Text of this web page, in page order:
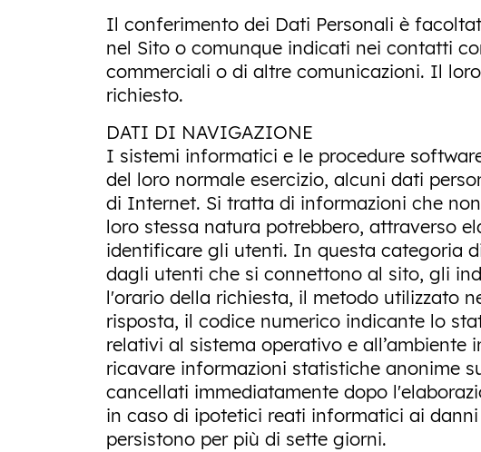
Il conferimento dei Dati Personali è
nel Sito o comunque indicati nei contatti
commerciali o di altre comunicazioni. Il
richiesto.
DATI DI NAVIGAZIONE
I sistemi informatici e le procedure
del loro normale esercizio, alcuni dati
di Internet. Si tratta di informazioni che
loro stessa natura potrebbero, attraverso
identificare gli utenti. In questa categoria
dagli utenti che si connettono al sito, gli
l'orario della richiesta, il metodo utilizzato
risposta, il codice numerico indicante lo
relativi al sistema operativo e
ricavare informazioni statistiche anonime
cancellati immediatamente dopo
in caso di ipotetici reati informatici ai
persistono per più di sette giorni.